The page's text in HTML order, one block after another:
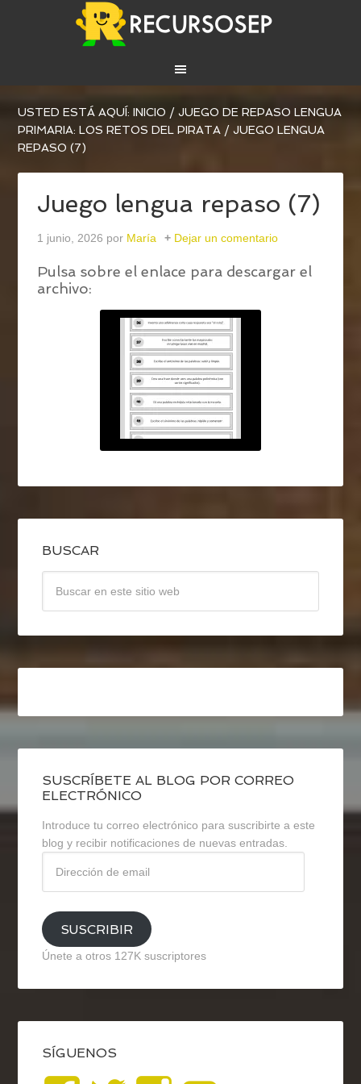
USTED ESTÁ AQUÍ:INICIO / JUEGO DE REPASO LENGUA
PRIMARIA: LOS RETOS DEL PIRATA / JUEGO LENGUA
REPASO (7)
Juego lengua repaso (7)
1 junio, 2026 por María Dejar un comentario
Pulsa sobre el enlace para descargar el
archivo:
BUSCAR
SUSCRÍBETE AL BLOG POR CORREO
ELECTRÓNICO
Introduce tu correo electrónico para suscribirte a este
blog y recibir notificaciones de nuevas entradas.
email
SUSCRIBIR
Únete a otros 127K suscriptores
SÍGUENOS